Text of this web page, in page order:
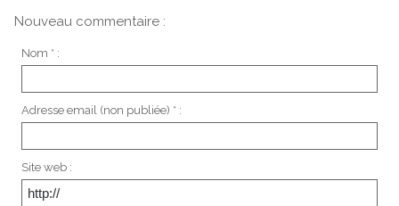
Nouveau commentaire :
Nom * :
Adresse email (non publiée) * :
Site web :